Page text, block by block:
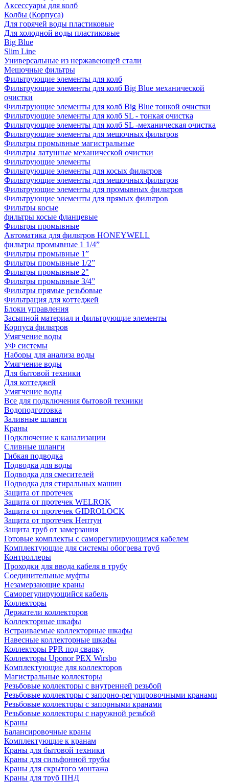
Аксессуары для колб
Колбы (Корпуса)
Для горячей воды пластиковые
Для холодной воды пластиковые
Big Blue
Slim Line
Универсальные из нержавеющей стали
Мешочные фильтры
Фильтрующие элементы для колб
Фильтрующие элементы для колб Big Blue механической
очистки
Фильтрующие элементы для колб Big Blue тонкой очистки
Фильтрующие элементы для колб SL - тонкая очистка
Фильтрующие элементы для колб SL -механическая очистка
Фильтрующие элементы для мешочных фильтров
Фильтры промывные магистральные
Фильтры латунные механической очистки
Фильтрующие элементы
Фильтрующие элементы для косых фильтров
Фильтрующие элементы для мешочных фильтров
Фильтрующие элементы для промывных фильтров
Фильтрующие элементы для прямых фильтров
Фильтры косые
фильтры косые фланцевые
Фильтры промывные
Автоматика для фильтров HONEYWELL
фильтры промывные 1 1/4”
Фильтры промывные 1”
Фильтры промывные 1/2”
Фильтры промывные 2"
Фильтры промывные 3/4”
Фильтры прямые резьбовые
Фильтрация для коттеджей
Блоки управления
Засыпной материал и фильтрующие элементы
Корпуса фильтров
Умягчение воды
УФ системы
Наборы для анализа воды
Умягчение воды
Для бытовой техники
Для коттеджей
Умягчение воды
Все для подключения бытовой техники
Водоподготовка
Заливные шланги
Краны
Подключение к канализации
Сливные шланги
Гибкая подводка
Подводка для воды
Подводка для смесителей
Подводка для стиральных машин
Защита от протечек
Защита от протечек WELROK
Защита от протечек GIDROLOCK
Защита от протечек Нептун
Защита труб от замерзания
Готовые комплекты с саморегулирующимся кабелем
Комплектующие для системы обогрева труб
Контроллеры
Проходки для ввода кабеля в трубу
Соединительные муфты
Незамерзающие краны
Саморегулирующийся кабель
Коллекторы
Держатели коллекторов
Коллекторные шкафы
Встраиваемые коллекторные шкафы
Навесные коллекторные шкафы
Коллекторы PPR под сварку
Коллекторы Uponor PEX Wirsbo
Комплектующие для коллекторов
Магистральные коллекторы
Резьбовые коллекторы с внутренней резьбой
Резьбовые коллекторы с запорно-регулировочными кранами
Резьбовые коллекторы с запорными кранами
Резьбовые коллекторы с наружной резьбой
Краны
Балансировочные краны
Комплектующие к кранам
Краны для бытовой техники
Краны для сильфонной трубы
Краны для скрытого монтажа
Краны для труб ПНД